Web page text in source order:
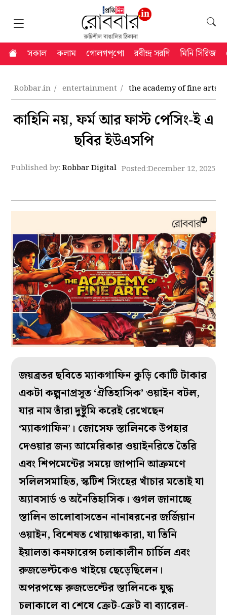
সকাল কলাম গোলগপ্‌পো রবীন্দ্র সরণি মিনি সিরিজ
Robbar.in entertainment the academy of fine arts
কাহিনি নয়, ফর্ম আর ফাস্ট পেসিং-ই এ
ছবির ইউএসপি
Published by:Robbar Digital Posted:December 12, 2025
জয়ব্রতর ছবিতে ম্যাকগাফিন কুড়ি কোটি টাকার
একটা কল্পনাপ্রসূত ‘ঐতিহাসিক’ ওয়াইন বটল,
যার নাম তাঁরা দুষ্টুমি করেই রেখেছেন
‘ম্যাকগাফিন’। জোসেফ স্তালিনকে উপহার
দেওয়ার জন্য আমেরিকার ওয়াইনরিতে তৈরি
এবং শিপমেন্টের সময়ে জাপানি আক্রমণে
সলিলসমাহিত, স্কটিশ সিংহের খাঁচার মতোই যা
অ্যাবসার্ড ও অনৈতিহাসিক। গুগল জানাচ্ছে
স্তালিন ভালোবাসতেন নানাধরনের জর্জিয়ান
ওয়াইন, বিশেষত খোয়াঞ্চকারা, যা তিনি
ইয়ালতা কনফারেন্স চলাকালীন চার্চিল এবং
রুজভেল্টকেও খাইয়ে ছেড়েছিলেন।
অপরপক্ষে রুজভেল্টের স্তালিনকে যুদ্ধ
চলাকালে বা শেষে ক্রেট-ক্রেট বা ব্যারেল-